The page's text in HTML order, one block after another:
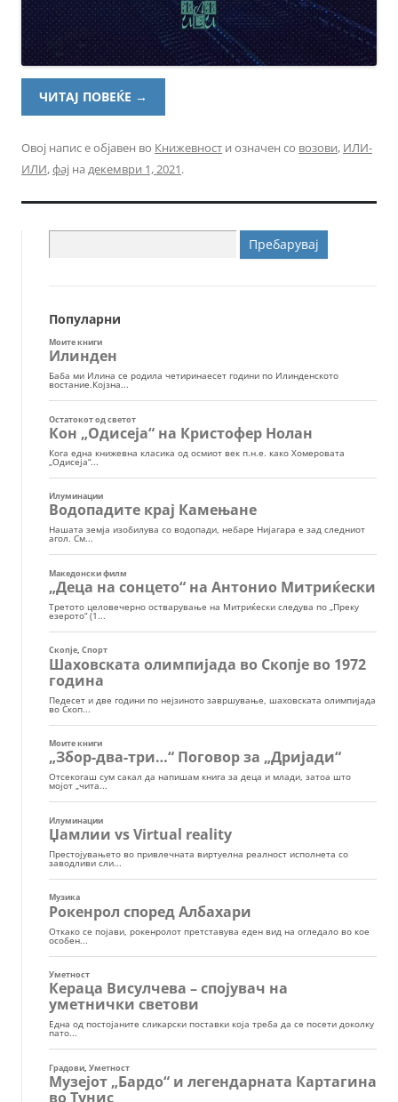
ЧИТАЈ ПОВЕЌЕ →
Овој напис е објавен во Книжевност и означен со возови, ИЛИ-
ИЛИ,фај на декември 1, 2021.
за:
Популарни